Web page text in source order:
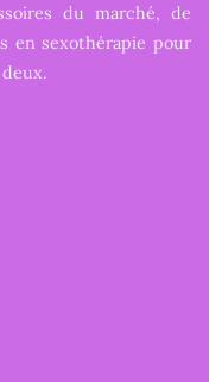
du marché, de
en sexothérapie pour